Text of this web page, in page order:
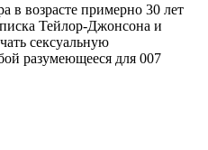
в возрасте примерно 30 лет
Тейлор-Джонсона и
сексуальную
разумеющееся для 007